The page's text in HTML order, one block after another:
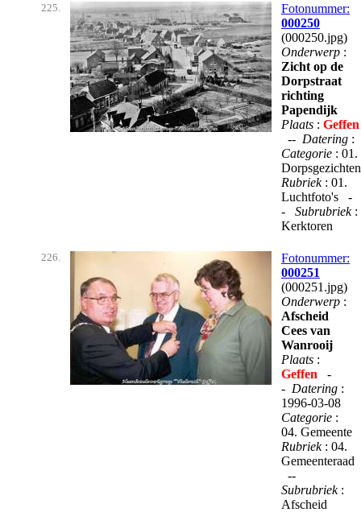
225.
Fotonummer:
000250
(000250.jpg)
Onderwerp :
Zicht op de
Dorpstraat
richting
Papendijk
Plaats : Geffen
-- Datering :
Categorie : 01.
Dorpsgezichten
Rubriek : 01.
Luchtfoto's -
- Subrubriek :
Kerktoren
226.
Fotonummer:
000251
(000251.jpg)
Onderwerp :
Afscheid
Cees van
Wanrooij
Plaats :
Geffen -
- Datering :
1996-03-08
Categorie :
04. Gemeente
Rubriek : 04.
Gemeenteraad
--
Subrubriek :
Afscheid